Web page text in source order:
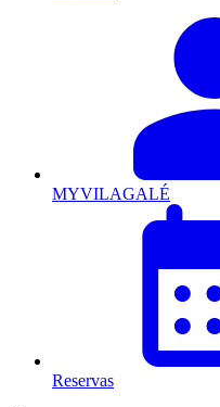
MYVILAGALÉ
Reservas